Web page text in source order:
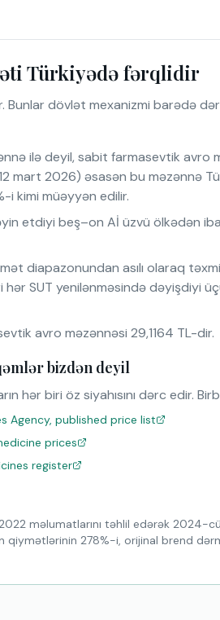
Türkiyədə fərqlidir
dövlət mexanizmi barədə
ilə deyil, sabit farmasevtik avro
mart 2026) əsasən bu məzənnə
i kimi müəyyən edilir.
etdiyi beş–on Aİ üzvü ölkədən
diapazonundan asılı olaraq
SUT yenilənməsində dəyişdiyi
avro məzənnəsi 29,1164 TL-dir.
bizdən deyil
hər biri öz siyahısını dərc edir.
Agency, published price list
prices
register
məlumatlarını təhlil edərək 2024-
qiymətlərinin 278%-i, orijinal brend